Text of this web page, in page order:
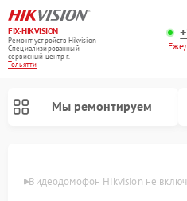
FIX-HIKVISION
Ремонт устройств Hikvision
Специализированный
cервисный центр г.
Тольятти
Мы ремонтируем
Видеодомофон Hikvision не